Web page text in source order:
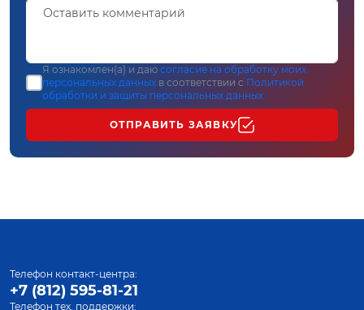
Я ознакомлен(а) и даю согласие на обработку моих
персональных данных в соответствии с Политикой
обработки и защиты персональных данных
ОТПРАВИТЬ ЗАЯВКУ
Телефон контакт-центра:
+7 (812) 595-81-21
Телефон тех. поддержки: